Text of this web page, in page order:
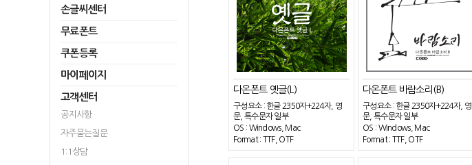
손글씨센터
무료폰트
쿠폰등록
마이페이지
고객센터
공지사항
자주묻는질문
1:1상담
다온폰트 옛글(L)
구성요소 : 한글 2350자+224자, 영
문, 특수문자 일부
OS : Windows, Mac
Format : TTF, OTF
다온폰트 바람소리(B)
구성요소 : 한글 2350자+224자, 영
문, 특수문자 일부
OS : Windows, Mac
Format : TTF, OTF